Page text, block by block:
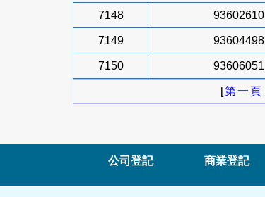
7148 93602610
7149 93604498
7150 93606051
[第一頁
公司登記 商業登記